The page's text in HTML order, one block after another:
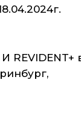
REVIDENT+